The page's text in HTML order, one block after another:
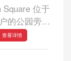
Square 位于
的公园旁，
高层公寓楼
Portman on
查看详情